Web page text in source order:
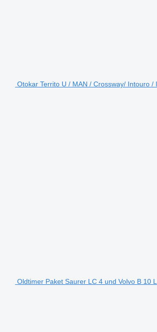
Otokar Territo U / MAN / Crossway/ Intouro /
Oldtimer Paket Saurer LC 4 und Volvo B 10